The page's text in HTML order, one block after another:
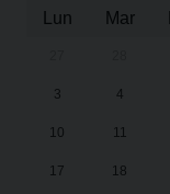
Lun
Mar
3 4
10 11
17 18